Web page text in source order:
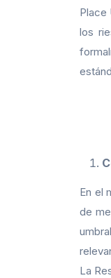
Place
los
En el
de
La